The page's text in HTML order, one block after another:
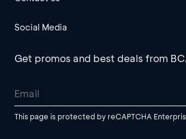
Social Media
Get promos and best deals from
This page is protected by reCAPTCHA